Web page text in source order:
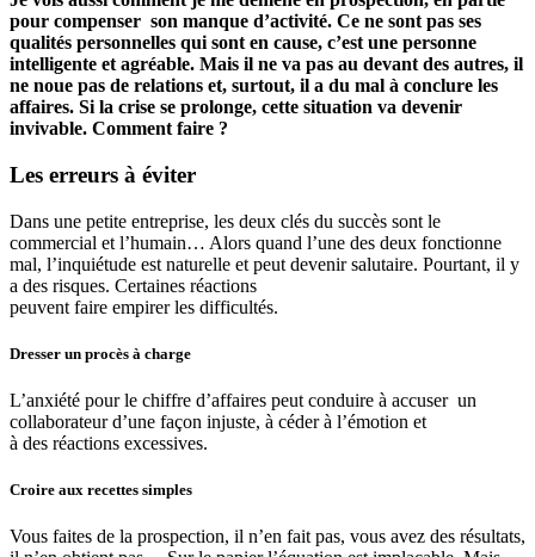
pour compenser son manque d’activité. Ce ne sont pas ses
qualités personnelles qui sont en cause, c’est une personne
intelligente et agréable. Mais il ne va pas au devant des autres, il
ne noue pas de relations et, surtout, il a du mal à conclure les
affaires. Si la crise se prolonge, cette situation va devenir
invivable. Comment faire ?
Les erreurs à éviter
Dans une petite entreprise, les deux clés du succès sont le
commercial et l’humain… Alors quand l’une des deux fonctionne
mal, l’inquiétude est naturelle et peut devenir salutaire. Pourtant, il y
a des risques. Certaines réactions
peuvent faire empirer les difficultés.
Dresser un procès à charge
L’anxiété pour le chiffre d’affaires peut conduire à accuser un
collaborateur d’une façon injuste, à céder à l’émotion et
à des réactions excessives.
Croire aux recettes simples
Vous faites de la prospection, il n’en fait pas, vous avez des résultats,